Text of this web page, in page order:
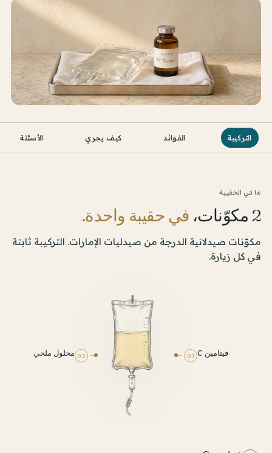
التركيبة الفوائد كيف يجري الأسئلة
ما في الحقيبة
2 مكوّنات، في حقيبة واحدة.
مكوّنات صيدلانية الدرجة من صيدليات الإمارات. التركيبة ثابتة
في كل زيارة.
01 فيتامين C 02 محلول ملحي